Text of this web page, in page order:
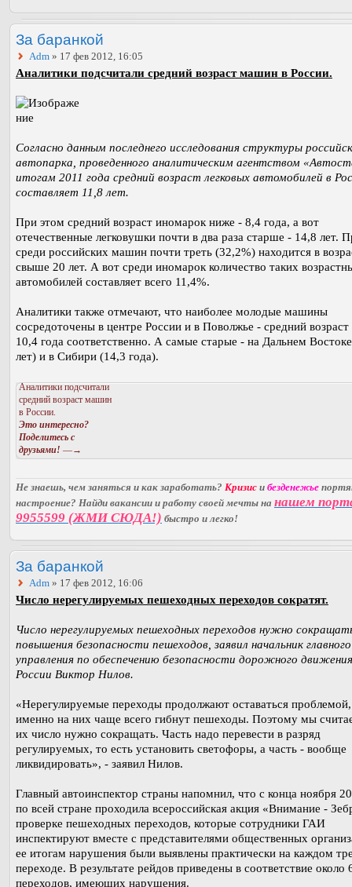
За баранкой
Adm » 17 фев 2012, 16:05
Аналитики подсчитали средний возраст машин в России.
Согласно данным последнего исследования структуры
автопарка, проведенного аналитическим агентством
итогам 2011 года средний возраст легковых автомобилей в
составляет 11,8 лет.
При этом средний возраст иномарок ниже - 8,4 года, а вот
отечественные легковушки почти в два раза старше - 14,8 лет.
среди российских машин почти треть (32,2%) находится в
свыше 20 лет. А вот среди иномарок количество таких
автомобилей составляет всего 11,4%.
Аналитики также отмечают, что наиболее молодые машины
сосредоточены в центре России и в Поволжье - средний
10,4 года соответственно. А самые старые - на Дальнем
лет) и в Сибири (14,3 года).
Аналитики подсчитали
средний возраст машин
в России.
Это интересно?
Поделитесь с
друзьями! —→
Не знаешь, чем заняться и как заработать? Кризис и безденежье
настроение? Найди вакансии и работу своей мечты на нашем
9955599 (ЖМИ СЮДА!) быстро и легко!
За баранкой
Adm » 17 фев 2012, 16:06
Число нерегулируемых пешеходных переходов сократят.
Число нерегулируемых пешеходных переходов нужно
повышения безопасности пешеходов, заявил начальник главного
управления по обеспечению безопасности дорожного
России Виктор Нилов.
«Нерегулируемые переходы продолжают оставаться проблемой,
именно на них чаще всего гибнут пешеходы. Поэтому мы
их число нужно сокращать. Часть надо перевести в разряд
регулируемых, то есть установить светофоры, а часть - вообще
ликвидировать», - заявил Нилов.
Главный автоинспектор страны напомнил, что с конца ноября
по всей стране проходила всероссийская акция «Внимание -
проверке пешеходных переходов, которые сотрудники ГАИ
инспектируют вместе с представителями общественных
ее итогам нарушения были выявлены практически на каждом
переходе. В результате рейдов приведены в соответствие около
переходов, имеющих нарушения.